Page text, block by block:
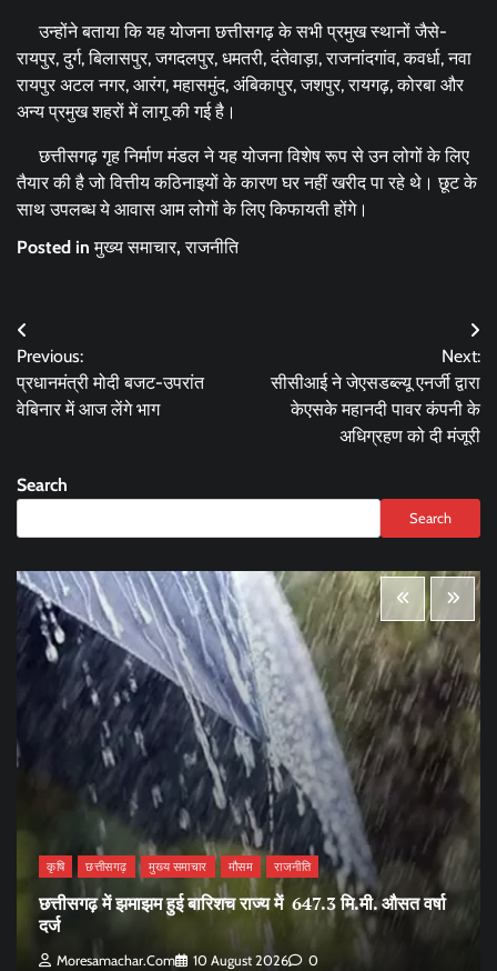
उन्होंने बताया कि यह योजना छत्तीसगढ़ के सभी प्रमुख स्थानों जैसे-
रायपुर, दुर्ग, बिलासपुर, जगदलपुर, धमतरी, दंतेवाड़ा, राजनांदगांव, कवर्धा, नवा
रायपुर अटल नगर, आरंग, महासमुंद, अंबिकापुर, जशपुर, रायगढ़, कोरबा और
अन्य प्रमुख शहरों में लागू की गई है।
छत्तीसगढ़ गृह निर्माण मंडल ने यह योजना विशेष रूप से उन लोगों के लिए
तैयार की है जो वित्तीय कठिनाइयों के कारण घर नहीं खरीद पा रहे थे। छूट के
साथ उपलब्ध ये आवास आम लोगों के लिए किफायती होंगे।
Posted inमुख्य समाचार,राजनीति
Post
navigation
Previous:
प्रधानमंत्री मोदी बजट-उपरांत
वेबिनार में आज लेंगे भाग
Next:
सीसीआई ने जेएसडब्ल्यू एनर्जी द्वारा
केएसके महानदी पावर कंपनी के
अधिग्रहण को दी मंजूरी
Search
Search
कृषि छत्तीसगढ़ मुख्य समाचार मौसम राजनीति
छत्तीसगढ़ में झमाझम हुई बारिशच राज्य में 647.3 मि.मी. औसत वर्षा
दर्ज
Moresamachar.com 10 August 2026 0